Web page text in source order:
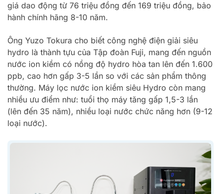
giá dao động từ 76 triệu đồng đến 169 triệu đồng, bảo
hành chính hãng 8-10 năm.
Ông Yuzo Tokura cho biết công nghệ điện giải siêu
hydro là thành tựu của Tập đoàn Fuji, mang đến nguồn
nước ion kiềm có nồng độ hydro hòa tan lên đến 1.600
ppb, cao hơn gấp 3-5 lần so với các sản phẩm thông
thường. Máy lọc nước ion kiềm siêu Hydro còn mang
nhiều ưu điểm như: tuổi thọ máy tăng gấp 1,5-3 lần
(lên đến 35 năm), nhiều loại nước chức năng hơn (9-12
loại nước).